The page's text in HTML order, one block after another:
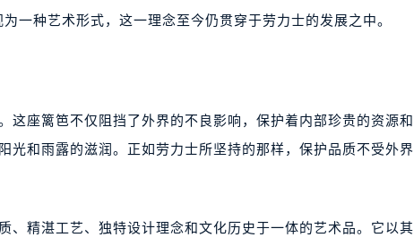
一种艺术形式，这一理念至今仍贯穿于劳力士的发展之中。
这座篱笆不仅阻挡了外界的不良影响，保护着内部珍贵的资源和
光和雨露的滋润。正如劳力士所坚持的那样，保护品质不受外界
、精湛工艺、独特设计理念和文化历史于一体的艺术品。它以其